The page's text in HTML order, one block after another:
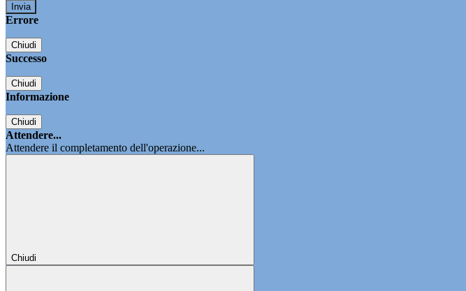
Errore
Chiudi
Successo
Chiudi
Informazione
Chiudi
Attendere...
Attendere il completamento dell'operazione...
Chiudi